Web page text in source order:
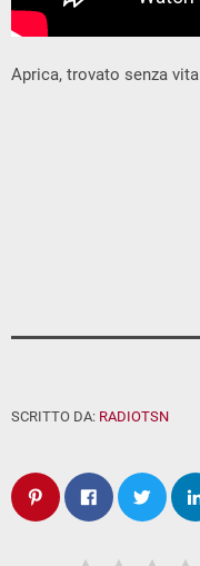
Aprica, trovato senza
SCRITTO DA: RADIOTSN